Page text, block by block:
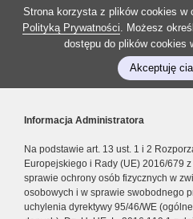
Strona korzysta z plików cookies w
Polityką Prywatności. Możesz
dostępu do plików cookies
Akceptuję
Informacja Administratora
Na podstawie art. 13 ust. 1 i 2
Europejskiego i Rady (UE) 2016/679
sprawie ochrony osób fizycznych w
osobowych i w sprawie swobodnego
uchylenia dyrektywy 95/46/WE